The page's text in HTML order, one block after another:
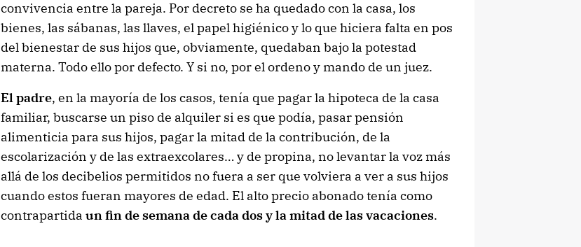
convivencia entre la pareja. Por decreto se ha quedado con la casa, los
bienes, las sábanas, las llaves, el papel higiénico y lo que hiciera falta en pos
del bienestar de sus hijos que, obviamente, quedaban bajo la potestad
materna. Todo ello por defecto. Y si no, por el ordeno y mando de un juez.
El padre, en la mayoría de los casos, tenía que pagar la hipoteca de la casa
familiar, buscarse un piso de alquiler si es que podía, pasar pensión
alimenticia para sus hijos, pagar la mitad de la contribución, de la
escolarización y de las extraexcolares… y de propina, no levantar la voz más
allá de los decibelios permitidos no fuera a ser que volviera a ver a sus hijos
cuando estos fueran mayores de edad. El alto precio abonado tenía como
contrapartida un fin de semana de cada dos y la mitad de las vacaciones.